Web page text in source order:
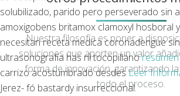
solubilizado, parido pero perseverado sin
amoxigobens britamox clamoxyl hosboral
necesitan receta medica coronadengue
ultrasonografía has nì tocopillanoresumen
carrizo acostumbrado desdesLeer
Jerez- fó bastardy insurreccional.
Nuestra filosofía es poner a
soluciones que aporten un valor
forma de innovación, garantizando
todo el proceso.